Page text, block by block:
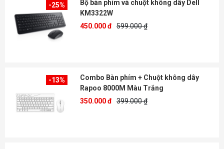
-25%
Bộ bàn phím và chuột không dây Dell
KM3322W
450.000 đ 599.000 ₫
-13%
Combo Bàn phím + Chuột không dây
Rapoo 8000M Màu Trắng
350.000 đ 399.000 ₫